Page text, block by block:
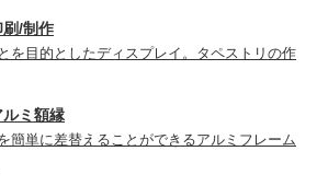
刷/制作
を目的としたディスプレイ。タペストリの作
ミ額縁
簡単に差替えることができるアルミフレーム